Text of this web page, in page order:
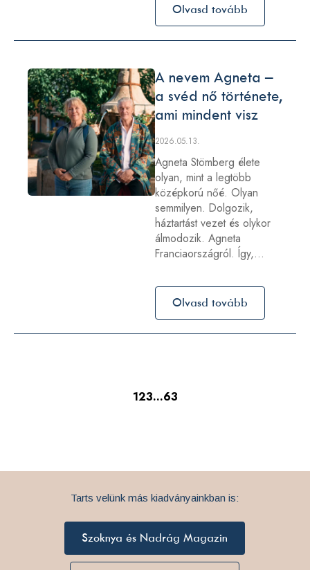
Olvasd tovább
A nevem Agneta –
a svéd nő története,
ami mindent visz
2026.05.13.
Agneta Stömberg élete
olyan, mint a legtöbb
középkorú nőé. Olyan
semmilyen. Dolgozik,
háztartást vezet és olykor
álmodozik. Agneta
Franciaországról. Így,…
Olvasd tovább
123…63
Tarts velünk más kiadványainkban is:
Szoknya és Nadrág Magazin